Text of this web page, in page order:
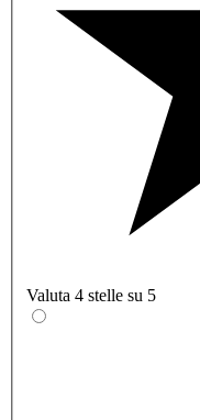
Valuta 4 stelle su 5